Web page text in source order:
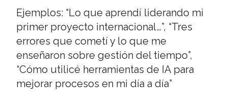
Ejemplos: “Lo que aprendí liderando mi
primer proyecto internacional…”, “Tres
errores que cometí y lo que me
enseñaron sobre gestión del tiempo”,
“Cómo utilicé herramientas de IA para
mejorar procesos en mi día a día”